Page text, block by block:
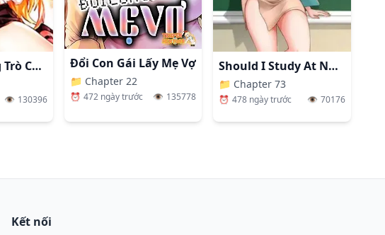
Mắc Kẹt Trong Trò Chơi Khiêu Dâm
👁️ 130396
Đổi Con Gái Lấy Mẹ Vợ
📁 Chapter 22
⏰ 472 ngày trước 👁️ 135778
Should I Study At Noryangjin
📁 Chapter 73
⏰ 478 ngày trước 👁️ 70176
Kết nối